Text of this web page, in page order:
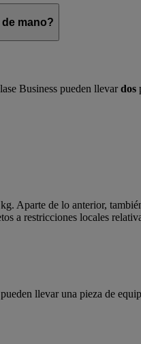
mano?
Business pueden llevardos
Aparte de lo anterior,
a restricciones locales
llevar una pieza de